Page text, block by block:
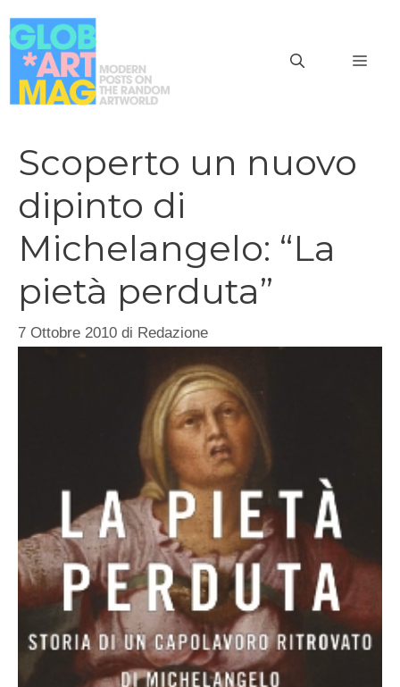
al
contenuto
Scoperto un nuovo
dipinto di
Michelangelo: “La
pietà perduta”
7 Ottobre 2010 di Redazione